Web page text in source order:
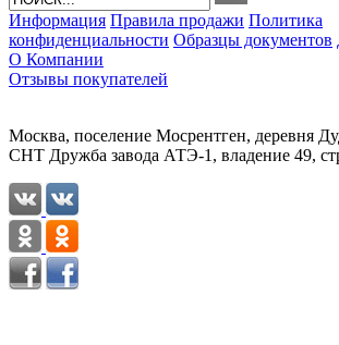
Информация Правила продажи Политика
конфиденциальности Образцы документов
О Компании
Отзывы покупателей
Москва, поселение Мосрентген, деревня
СНТ Дружба завода АТЭ-1, владение 49,